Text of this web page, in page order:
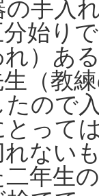
の手入
始り
）あ
（教
たので
とって
れない
二年生